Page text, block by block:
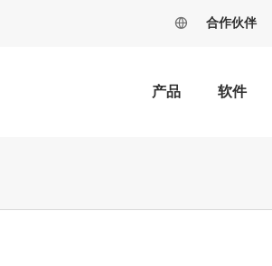
合作伙伴
产品 软件